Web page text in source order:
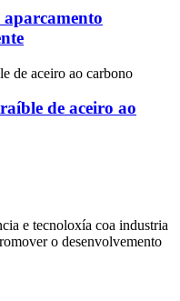
de aceiro ao
e tecnoloxía coa industria
o desenvolvemento